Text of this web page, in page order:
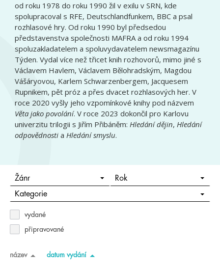
od roku 1978 do roku 1990 žil v exilu v SRN, kde
spolupracoval s RFE, Deutschlandfunkem, BBC a psal
rozhlasové hry. Od roku 1990 byl předsedou
představenstva společnosti MAFRA a od roku 1994
spoluzakladatelem a spoluvydavatelem newsmagazínu
Týden. Vydal více než třicet knih rozhovorů, mimo jiné s
Václavem Havlem, Václavem Bělohradským, Magdou
Vášáryovou, Karlem Schwarzenbergem, Jacquesem
Rupnikem, pět próz a přes dvacet rozhlasových her. V
roce 2020 vyšly jeho vzpomínkové knihy pod názvem
Věta jako povolání. V roce 2023 dokončil pro Karlovu
univerzitu trilogii s Jiřím Přibáněm: Hledání dějin, Hledání
odpovědnosti a Hledání smyslu.
Žánr Rok
Kategorie
vydané
připravované
název datum vydání